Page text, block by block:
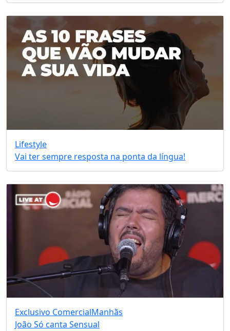
Lifestyle
Vai ter sempre resposta na ponta da língua!
Exclusivo ComercialManhãs
João Só canta Sensual